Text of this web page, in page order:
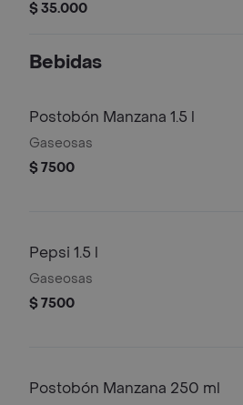
alverja, zanahoria), 2 porciones de
$ 35.000
Bebidas
Postobón Manzana 1.5 l
Gaseosas
$ 7500
Pepsi 1.5 l
Gaseosas
$ 7500
Postobón Manzana 250 ml